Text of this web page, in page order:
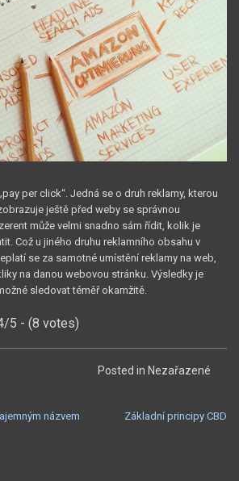
per click“. Jedná se o druh reklamy, kterou
ještě před weby se správnou
může velmi snadno sám řídit, kolik je
Což u jiného druhu reklamního obsahu v
se za samotné umístění reklamy na web,
na danou webovou stránku. Výsledky je
sledovat téměř okamžitě.
5 - (8 votes)
Posted in Nezařazené
názvem Základní principy CBD